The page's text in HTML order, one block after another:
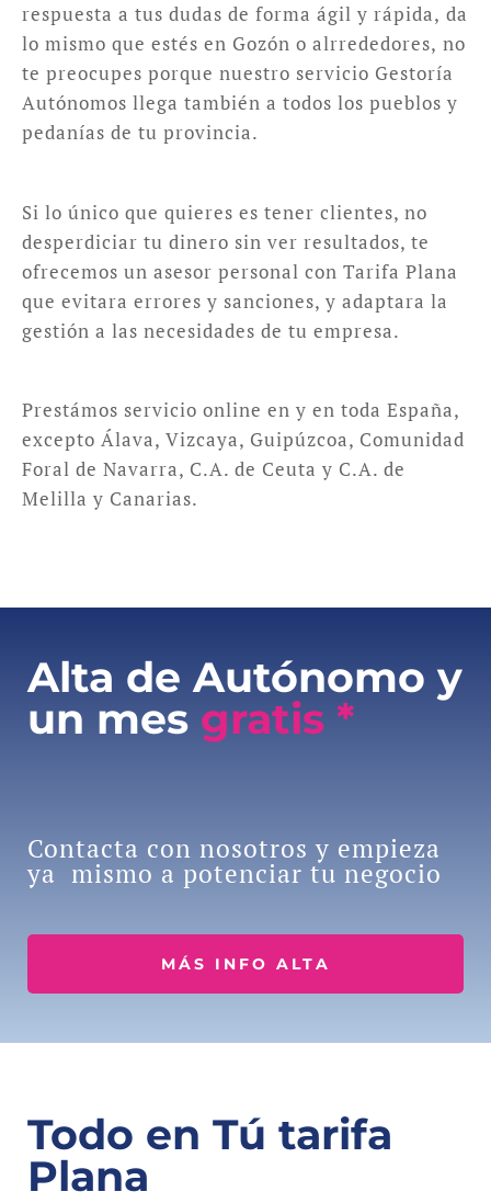
respuesta a tus dudas de forma ágil y rápida, da
lo mismo que estés en Gozón o alrrededores, no
te preocupes porque nuestro servicio Gestoría
Autónomos llega también a todos los pueblos y
pedanías de tu provincia.
Si lo único que quieres es tener clientes, no
desperdiciar tu dinero sin ver resultados, te
ofrecemos un asesor personal con Tarifa Plana
que evitara errores y sanciones, y adaptara la
gestión a las necesidades de tu empresa.
Prestámos servicio online en y en toda España,
excepto Álava, Vizcaya, Guipúzcoa, Comunidad
Foral de Navarra, C.A. de Ceuta y C.A. de
Melilla y Canarias.
Alta de Autónomo y
un mes gratis *
Contacta con nosotros y empieza
ya mismo a potenciar tu negocio
MÁS INFO ALTA
Todo en Tú tarifa
Plana